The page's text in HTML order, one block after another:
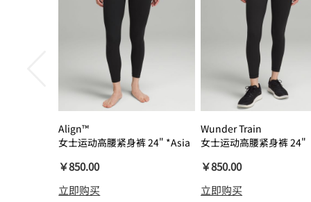
Align™
女士运动高腰紧身裤 24" *Asia
￥850.00
立即购买
Wunder Train
女士运动高腰紧身裤 24"
￥850.00
立即购买